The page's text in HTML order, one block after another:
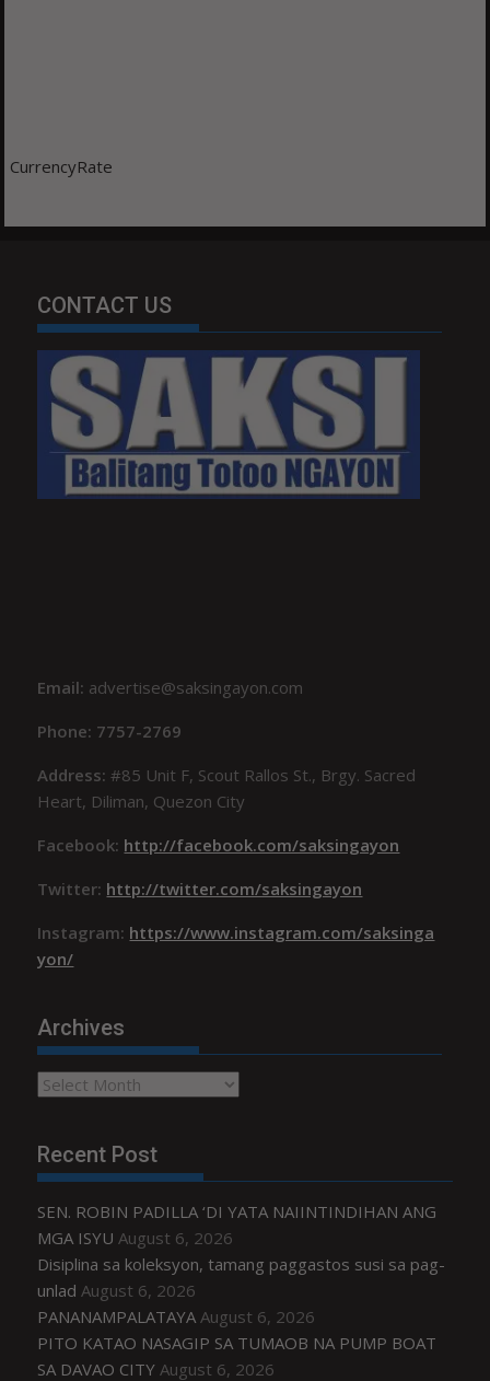
CurrencyRate
CONTACT US
Email: advertise@saksingayon.com
Phone: 7757-2769
Address:#85 Unit F, Scout Rallos St., Brgy. Sacred
Heart, Diliman, Quezon City
Facebook: http://facebook.com/saksingayon
Twitter: http://twitter.com/saksingayon
Instagram: https://www.instagram.com/saksinga
yon/
Archives
Archives
Recent Post
SEN. ROBIN PADILLA ‘DI YATA NAIINTINDIHAN ANG
MGA ISYU August 6, 2026
Disiplina sa koleksyon, tamang paggastos susi sa pag-
unlad August 6, 2026
PANANAMPALATAYA August 6, 2026
PITO KATAO NASAGIP SA TUMAOB NA PUMP BOAT
SA DAVAO CITY August 6, 2026